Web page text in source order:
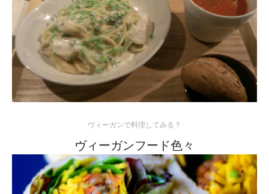
ヴィーガンで料理してみる？
ヴィーガンフード色々